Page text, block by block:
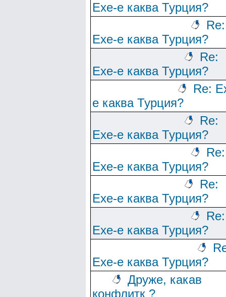
Ехе-е каква Турция?
Re:
Ехе-е каква Турция?
Re:
Ехе-е каква Турция?
Re:
е каква Турция?
Re:
Ехе-е каква Турция?
Re:
Ехе-е каква Турция?
Re:
Ехе-е каква Турция?
Re:
Ехе-е каква Турция?
Ехе-е каква Турция?
Друже, какав
конфлитк ?